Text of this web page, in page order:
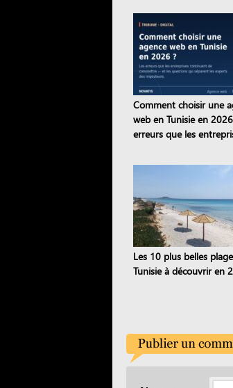
Comment choisir une
web en Tunisie en
erreurs que les
Les 10 plus belles
Tunisie à découvrir en